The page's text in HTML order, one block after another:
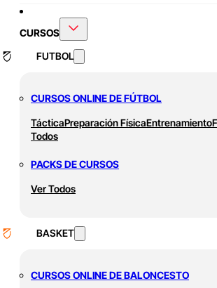
CURSOS
FUTBOL
CURSOS ONLINE DE FÚTBOL
TácticaPreparación FísicaEntrenamiento
Todos
PACKS DE CURSOS
Ver Todos
BASKET
CURSOS ONLINE DE BALONCESTO